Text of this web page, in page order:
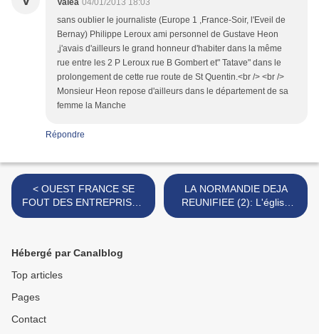
sans oublier le journaliste (Europe 1 ,France-Soir, l'Eveil de
Bernay) Philippe Leroux ami personnel de Gustave Heon
,j'avais d'ailleurs le grand honneur d'habiter dans la même
rue entre les 2 P Leroux rue B Gombert et" Tatave" dans le
prolongement de cette rue route de St Quentin.<br /> <br />
Monsieur Heon repose d'ailleurs dans le département de sa
femme la Manche
Répondre
< OUEST FRANCE SE
FOUT DES ENTREPRISES
NORMANDES? Voici les
LA NORMANDIE DEJA
REUNIFIEE (2): L'église
catholique restaure le
Hébergé par Canalblog
Top articles
Pages
Contact